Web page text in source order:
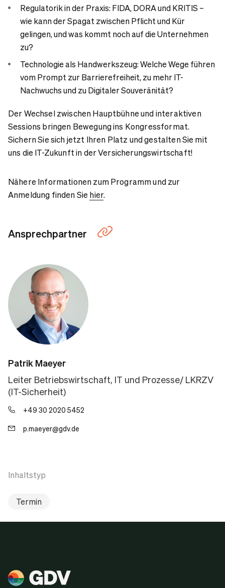
Regulatorik in der Praxis: FIDA, DORA und KRITIS –
wie kann der Spagat zwischen Pflicht und Kür
gelingen, und was kommt noch auf die Unternehmen
zu?
Technologie als Handwerkszeug: Welche Wege führen
vom Prompt zur Barrierefreiheit, zu mehr IT-
Nachwuchs und zu Digitaler Souveränität?
Der Wechsel zwischen Hauptbühne und interaktiven
Sessions bringen Bewegung ins Kongressformat.
Sichern Sie sich jetzt Ihren Platz und gestalten Sie mit
uns die IT-Zukunft in der Versicherungswirtschaft!
Nähere Informationen zum Programm und zur
Anmeldung finden Sie hier.
Ansprechpartner
Patrik Maeyer
Leiter Betriebswirtschaft, IT und Prozesse/ LKRZV
(IT-Sicherheit)
+49 30 2020 5452
p.maeyer@gdv.de
Inhaltstyp
Termin